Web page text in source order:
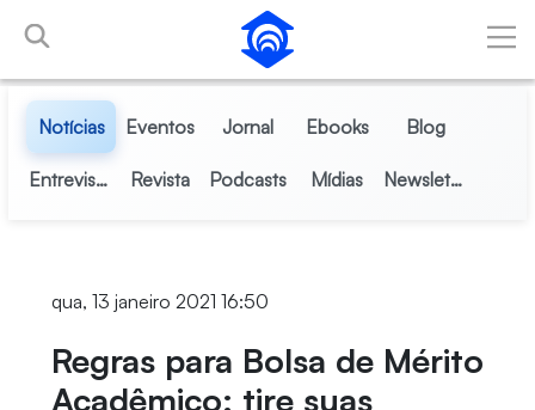
Pular para o Conteúdo principal
Notícias Eventos Jornal Ebooks Blog
Entrevistas Revista Podcasts Mídias Newsletter
qua, 13 janeiro 2021 16:50
Regras para Bolsa de Mérito
Acadêmico: tire suas